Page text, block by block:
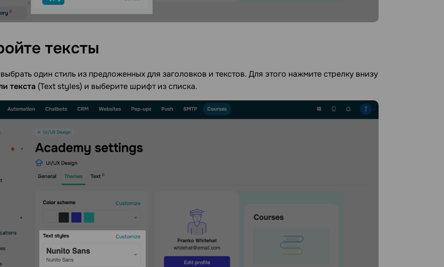
тексты
один стиль из предложенных для заголовков и текстов. Для этого нажмите стрелку внизу
текста (Text styles) и выберите шрифт из списка.